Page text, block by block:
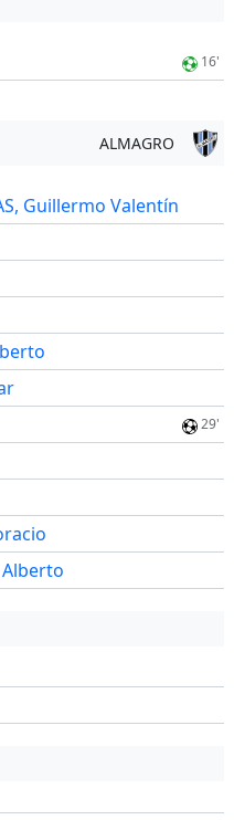
16'
ALMAGRO
Guillermo Valentín
29'
Alberto